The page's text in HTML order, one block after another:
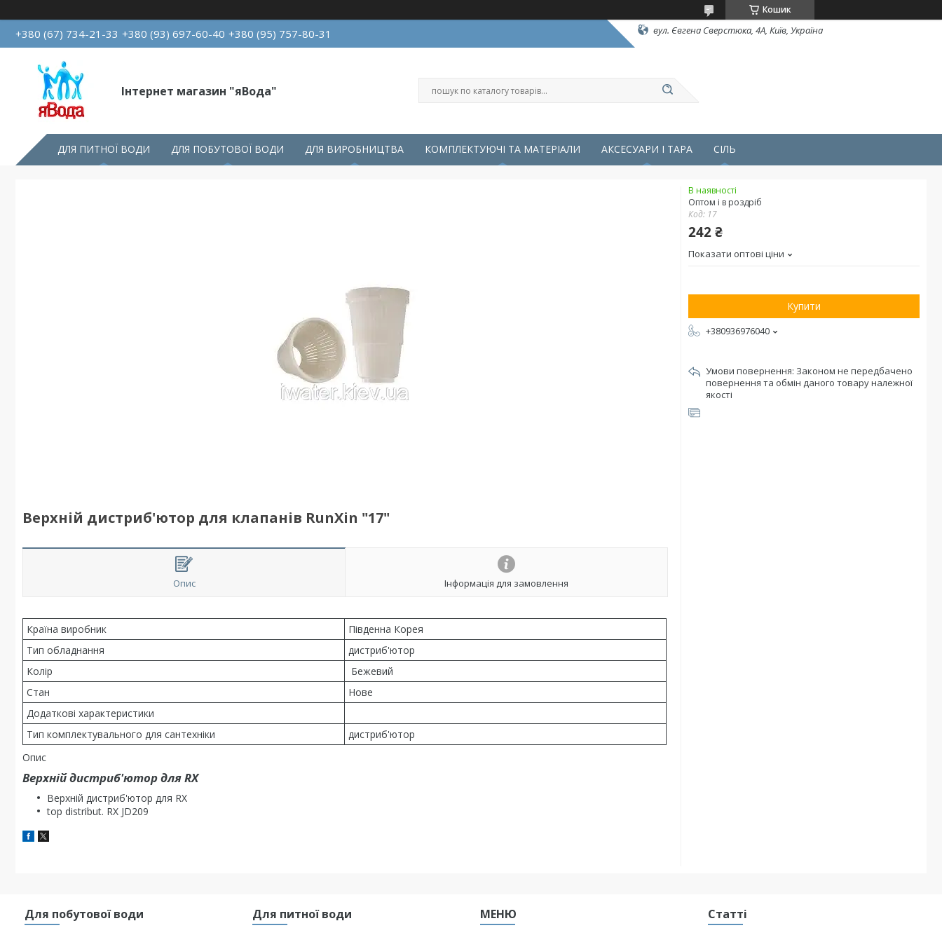
Кошик
+380 (67) 734-21-33 +380 (93) 697-60-40 +380 (95) 757-80-31 вул. Євгена Сверстюка, 4А, Київ, Україна
Інтернет магазин "яВода"
ДЛЯ ПИТНОЇ ВОДИ ДЛЯ ПОБУТОВОЇ ВОДИ ДЛЯ ВИРОБНИЦТВА КОМПЛЕКТУЮЧІ ТА МАТЕРІАЛИ АКСЕСУАРИ І ТАРА СІЛЬ
Верхній дистриб'ютор для клапанів RunXin "17"
Опис Інформація для замовлення
Країна виробник
Південна Корея
Тип обладнання
дистриб'ютор
Колір
Бежевий
Стан
Нове
Додаткові характеристики
Тип комплектувального для сантехніки
дистриб'ютор
Опис
Верхній дистриб'ютор для RX
Верхній дистриб'ютор для RX
top distribut. RX JD209
В наявності
Оптом і в роздріб
Код: 17
242 ₴
Показати оптові ціни
Купити
+380936976040
Законом не передбачено
повернення та обмін даного товару належної
якості
Для побутової води Для питної води МЕНЮ Статті